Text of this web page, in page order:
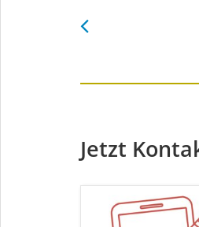
Jetzt